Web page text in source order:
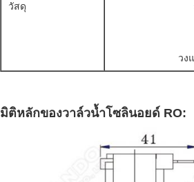
วัสดุ
วง
มิติหลักของวาล์วน้ำโซลินอยด์ RO: